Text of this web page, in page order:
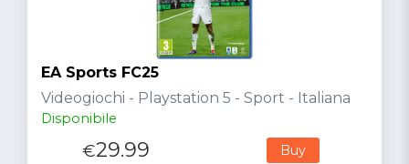
EA Sports FC25
Videogiochi - Playstation 5 - Sport - Italiana
Disponibile
€29.99 Buy